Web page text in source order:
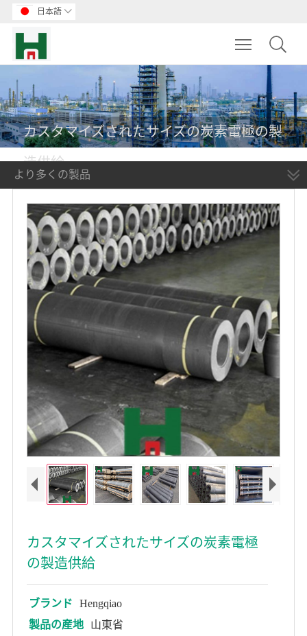
日本語 
Toggle
カスタマイズされたサイズの炭素電極の製
造供給
より多くの製品
カスタマイズされたサイズの炭素電極
の製造供給
ブランド
Hengqiao
製品の産地
山東省